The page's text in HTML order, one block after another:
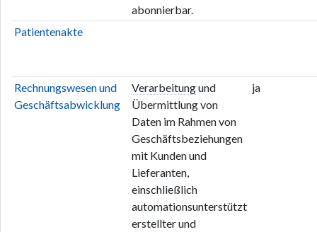
abonnierbar.
Patientenakte
Rechnungswesen und
Geschäftsabwicklung
Verarbeitungund
Übermittlung von
Daten im Rahmen von
Geschäftsbeziehungen
mit Kunden und
Lieferanten,
einschließlich
automationsunterstützt
erstellter und
ja